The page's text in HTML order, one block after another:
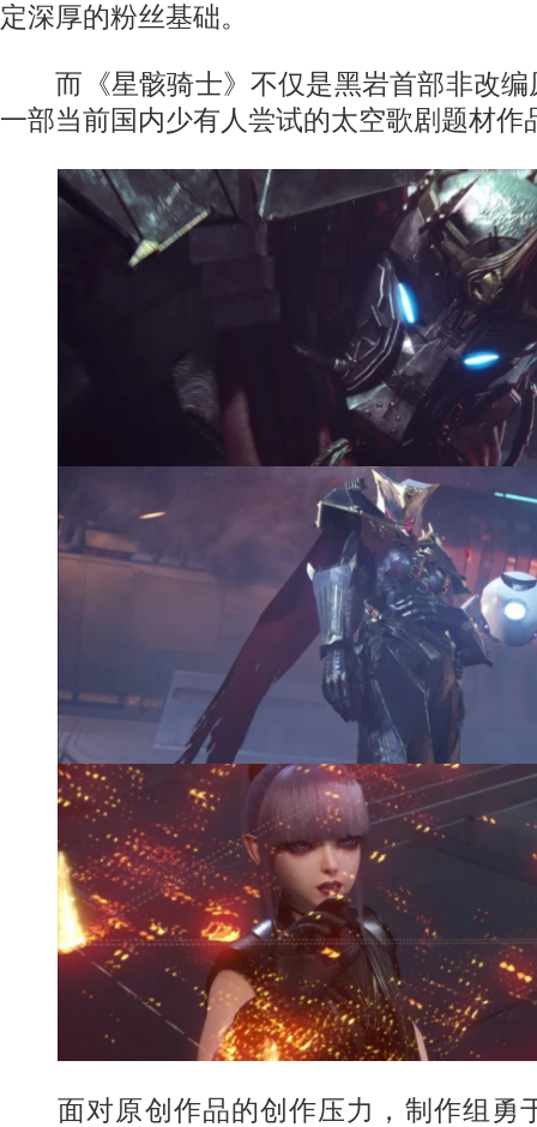
定深厚的粉丝基础。
而《星骸骑士》不仅是黑岩首部非改编
一部当前国内少有人尝试的太空歌剧题材作
面对原创作品的创作压力，制作组勇